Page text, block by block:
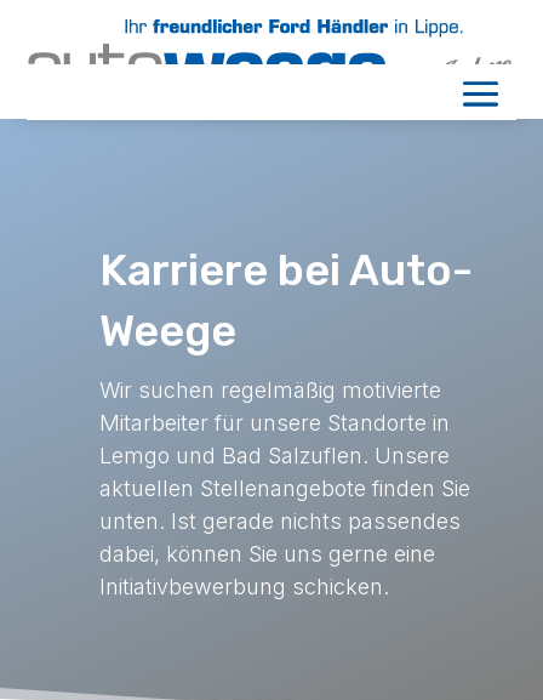
Karriere bei Auto-
Weege
Wir suchen regelmäßig motivierte
Mitarbeiter für unsere Standorte in
Lemgo und Bad Salzuflen. Unsere
aktuellen Stellenangebote finden Sie
unten. Ist gerade nichts passendes
dabei, können Sie uns gerne eine
Initiativbewerbung schicken.